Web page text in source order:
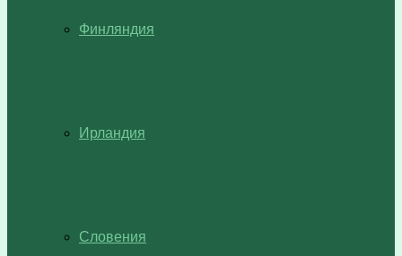
Финляндия
Ирландия
Словения